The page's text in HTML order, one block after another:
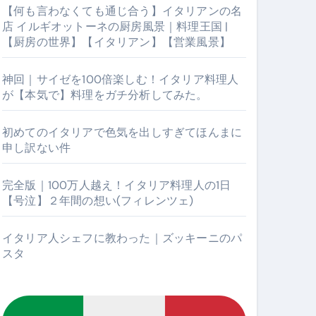
の世界】【イタリアン】【営業風景】
【何も言わなくても通じ合う】イタリアンの名
店 イルギオットーネの厨房風景｜料理王国 |
【厨房の世界】【イタリアン】【営業風景】
神回｜サイゼを100倍楽しむ！イタリア料理人
が【本気で】料理をガチ分析してみた。
初めてのイタリアで色気を出しすぎてほんまに
申し訳ない件
完全版｜100万人越え！イタリア料理人の1日
【号泣】２年間の想い(フィレンツェ)
イタリア人シェフに教わった｜ズッキーニのパ
スタ